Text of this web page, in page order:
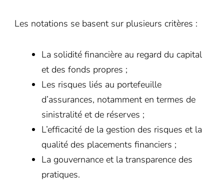
Les notations se basent sur plusieurs critères :
La solidité financière au regard du capital
et des fonds propres ;
Les risques liés au portefeuille
d’assurances, notamment en termes de
sinistralité et de réserves ;
L’efficacité de la gestion des risques et la
qualité des placements financiers ;
La gouvernance et la transparence des
pratiques.